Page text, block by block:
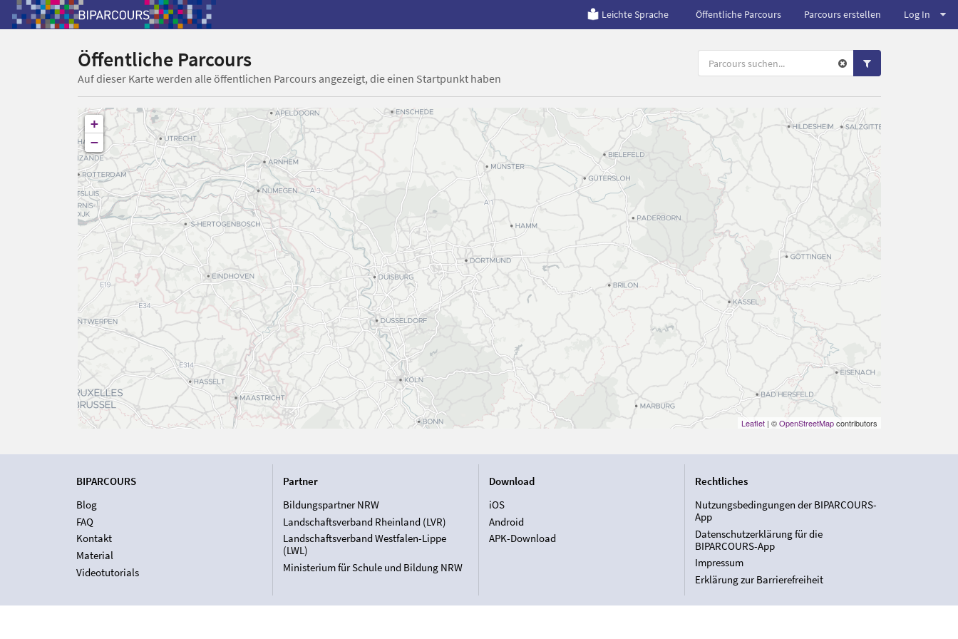
Leichte Sprache Öffentliche Parcours Parcours erstellen Log In
Öffentliche Parcours
Auf dieser Karte werden alle öffentlichen Parcours angezeigt, die einen Startpunkt haben
+
−
Leaflet| ©OpenStreetMapcontributors
BIPARCOURS
Blog
FAQ
Kontakt
Material
Videotutorials
Partner
Bildungspartner NRW
Landschaftsverband Rheinland (LVR)
Landschaftsverband Westfalen-Lippe
(LWL)
Ministerium für Schule und Bildung NRW
Download
iOS
Android
APK-Download
Rechtliches
Nutzungsbedingungen der BIPARCOURS-
App
Datenschutzerklärung für die
BIPARCOURS-App
Impressum
Erklärung zur Barrierefreiheit